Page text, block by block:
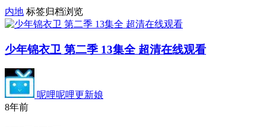
内地 标签归档浏览
少年锦衣卫 第二季 13集全 超清在线观看
呢哩呢哩更新娘
8年前